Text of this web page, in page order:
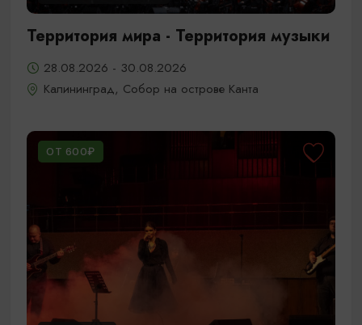
Территория мира - Территория музыки
28.08.2026 - 30.08.2026
Калининград, Собор на острове Канта
ОТ 600₽